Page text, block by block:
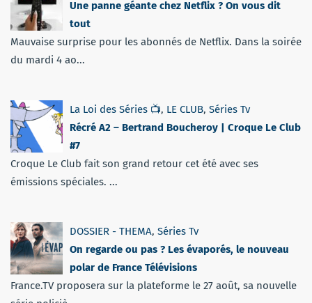
Une panne géante chez Netflix ? On vous dit
tout
Mauvaise surprise pour les abonnés de Netflix. Dans la soirée
du mardi 4 ao...
La Loi des Séries 📺, LE CLUB, Séries Tv
Récré A2 – Bertrand Boucheroy | Croque Le Club
#7
Croque Le Club fait son grand retour cet été avec ses
émissions spéciales. ...
DOSSIER - THEMA, Séries Tv
On regarde ou pas ? Les évaporés, le nouveau
polar de France Télévisions
France.TV proposera sur la plateforme le 27 août, sa nouvelle